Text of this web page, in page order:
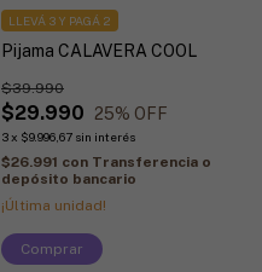
Pijama CALAVERA COOL
$29.990
$39.990
25% OFF
3 x $9.996,67 sin interés
LLEVÁ 3 Y PAGÁ 2
$26.991 con Transferencia o
depósito bancario
¡Última unidad!
Comprar